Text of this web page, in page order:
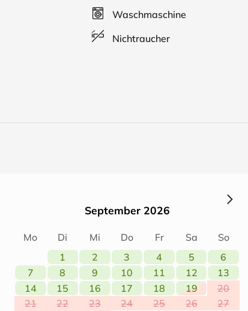
Waschmaschine
Nichtraucher
September 2026
Mo Di Mi Do Fr Sa
So
1
2 3 4 5
6
7
8 9 10 11 12
13
14
15 16 17 18 19
20
21
22 23 24 25 26
27